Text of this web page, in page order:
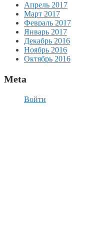
Апрель 2017
Март 2017
Февраль 2017
Январь 2017
Декабрь 2016
Ноябрь 2016
Октябрь 2016
Meta
Войти